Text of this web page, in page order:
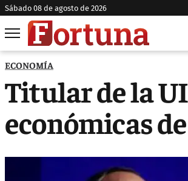
sábado 08 de agosto de 2026
ECONOMÍA
Titular de la
económicas